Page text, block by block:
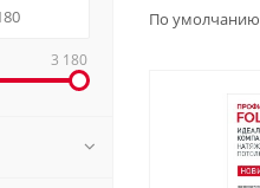
По умолчанию
3 180